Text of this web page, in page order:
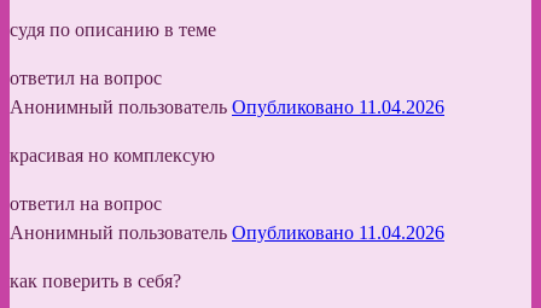
судя по описанию в теме
ответил на вопрос
Анонимный пользователь Опубликовано 11.04.2026
красивая но комплексую
ответил на вопрос
Анонимный пользователь Опубликовано 11.04.2026
как поверить в себя?